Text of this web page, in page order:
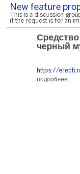
New feature
This is a discussion
if the request is for an
черный
https://
подробнее...